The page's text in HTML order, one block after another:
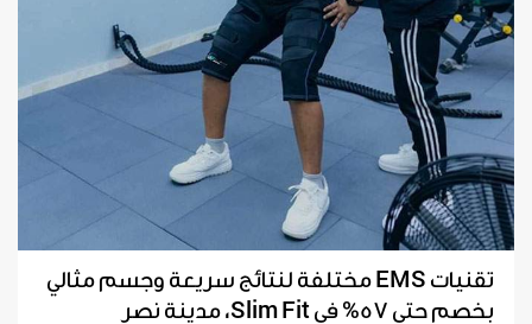
تقنيات EMS مختلفة لنتائج سريعة وجسم مثالي
بخصم حتى 57% في Slim Fit، مدينة نصر